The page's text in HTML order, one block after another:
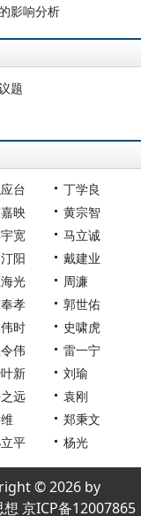
影响分析
题
台
丁学良
映
黄宗智
宽
马立诚
阳
戴建业
光
周濂
孝
郭世佑
时
史啸虎
伟
雷一宁
新
刘瑜
远
袁刚
郑秉文
平 杨光
© 2026 by
京ICP备12007865